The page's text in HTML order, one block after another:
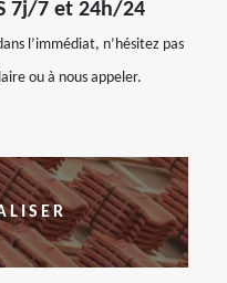
7j/7 et 24h/24
l’immédiat, n’hésitez pas
ou à nous appeler.